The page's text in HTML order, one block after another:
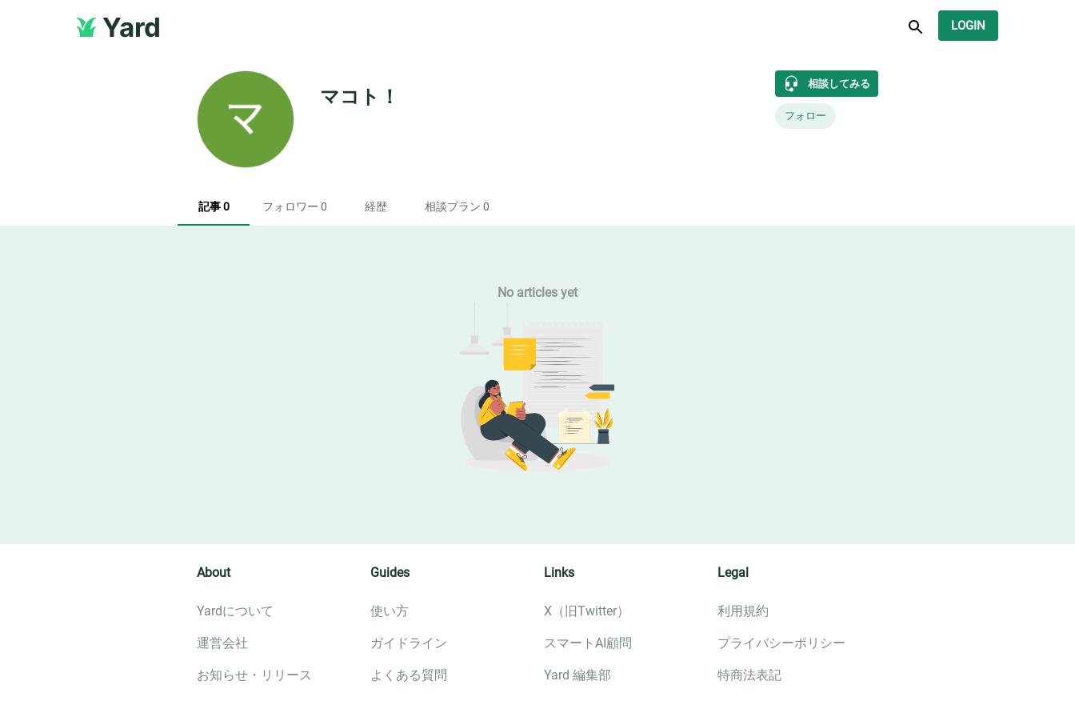
Yard LOGIN
マコト！
相談してみる
フォロー
記事 0 フォロワー 0 経歴 相談プラン 0
No articles yet
About
Yardについて
運営会社
お知らせ・リリース
Guides
使い方
ガイドライン
よくある質問
Links
X（旧Twitter）
スマートAI顧問
Yard 編集部
Legal
利用規約
プライバシーポリシー
特商法表記